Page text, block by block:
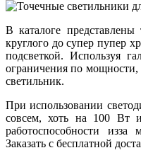
В каталоге
круглого до супер пупер
подсветкой. Используя
ограничения по мощности,
светильник.
При использовании
совсем, хоть на 100 Вт
работоспособности изза
Заказать с бесплатной